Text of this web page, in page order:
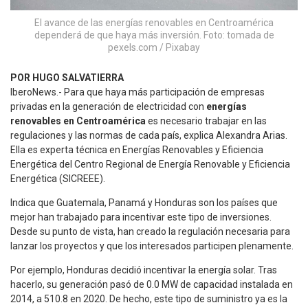
El avance de las energías renovables en Centroamérica
dependerá de que haya más inversión. Foto: tomada de
pexels.com / Pixabay
POR HUGO SALVATIERRA
IberoNews.- Para que haya más participación de empresas
privadas en la generación de electricidad con energías
renovables en Centroamérica es necesario trabajar en las
regulaciones y las normas de cada país, explica Alexandra Arias.
Ella es experta técnica en Energías Renovables y Eficiencia
Energética del Centro Regional de Energía Renovable y Eficiencia
Energética (SICREEE).
Indica que Guatemala, Panamá y Honduras son los países que
mejor han trabajado para incentivar este tipo de inversiones.
Desde su punto de vista, han creado la regulación necesaria para
lanzar los proyectos y que los interesados participen plenamente.
Por ejemplo, Honduras decidió incentivar la energía solar. Tras
hacerlo, su generación pasó de 0.0 MW de capacidad instalada en
2014, a 510.8 en 2020. De hecho, este tipo de suministro ya es la